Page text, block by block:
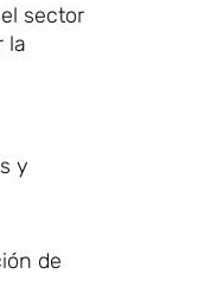
sector
la
y
de